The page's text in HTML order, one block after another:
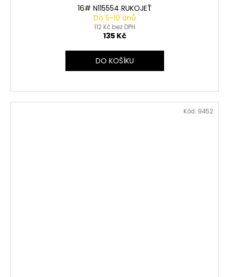
16# N115554 RUKOJEŤ
Do 5-10 dnů
112 Kč bez DPH
135 Kč
DO KOŠÍKU
Kód: 9452